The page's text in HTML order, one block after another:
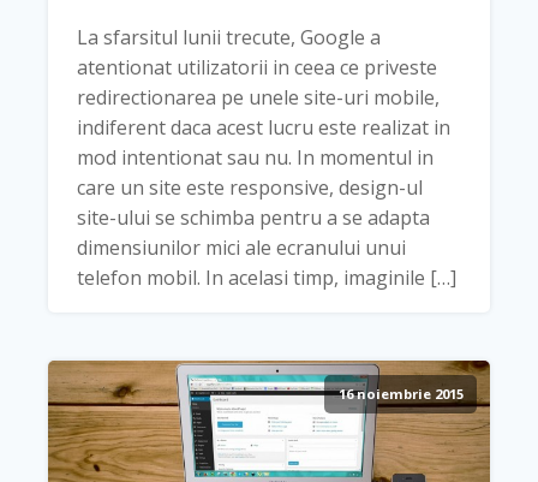
La sfarsitul lunii trecute, Google a
atentionat utilizatorii in ceea ce priveste
redirectionarea pe unele site-uri mobile,
indiferent daca acest lucru este realizat in
mod intentionat sau nu. In momentul in
care un site este responsive, design-ul
site-ului se schimba pentru a se adapta
dimensiunilor mici ale ecranului unui
telefon mobil. In acelasi timp, imaginile […]
16 noiembrie 2015